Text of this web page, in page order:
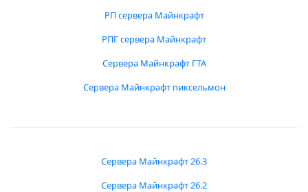
РП сервера Майнкрафт
РПГ сервера Майнкрафт
Сервера Майнкрафт ГТА
Сервера Майнкрафт пиксельмон
Сервера Майнкрафт 26.3
Сервера Майнкрафт 26.2